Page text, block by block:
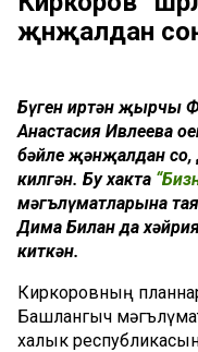
җәнҗалдан
Бүген иртән җырчы
Анастасия Ивлеева
бәйле җәнҗалдан
килгән. Бу хакта
мәгълүматларына
Дима Билан да
киткән.
Киркоровның
Башлангыч
халык